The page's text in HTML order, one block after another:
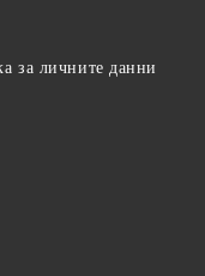
за личните данни